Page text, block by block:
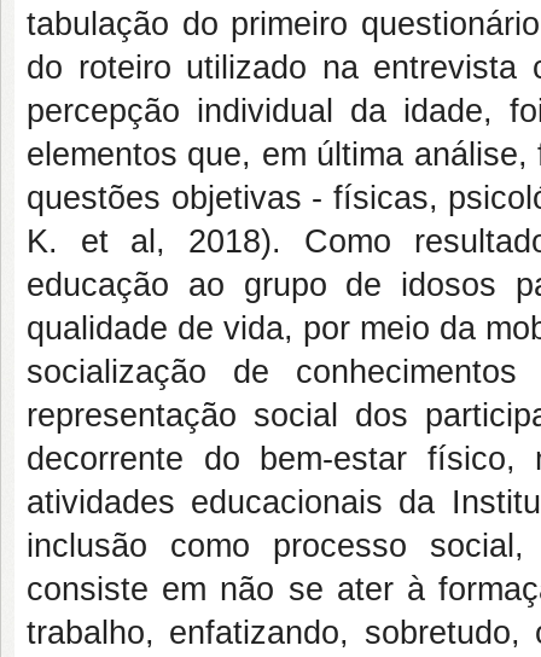
tabulação do primeiro
do roteiro utilizado na entrevista
percepção individual da idade,
elementos que, em última
questões objetivas - físicas,
K. et al, 2018). Como
educação ao grupo de idosos
qualidade de vida, por meio da
socialização de
representação social dos
decorrente do bem-estar
atividades educacionais da
inclusão como processo
consiste em não se ater à
trabalho, enfatizando,